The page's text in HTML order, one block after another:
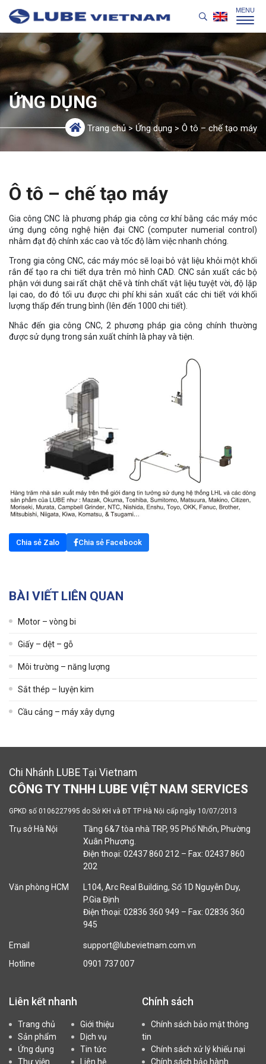
ỨNG DỤNG
Trang chủ>Ứng dụng > Ô tô – chế tạo máy
Ô tô – chế tạo máy
Gia công CNC là phương pháp gia công cơ khí bằng các máy móc
ứng dụng công nghệ hiện đại CNC (computer numerial control)
nhằm đạt độ chính xác cao và tốc độ làm việc nhanh chóng.
Trong gia công CNC, các máy móc sẽ loại bỏ vật liệu khỏi một khối
rắn để tạo ra chi tiết dựa trên mô hình CAD. CNC sản xuất các bộ
phận với dung sai rất chặt chẽ và tính chất vật liệu tuyệt vời, độ lặp
lại cao, do đó tối ưu được chi phí khi sản xuất các chi tiết với khối
lượng thấp đến trung bình (lên đến 1000 chi tiết).
Nhắc đến gia công CNC, 2 phương pháp gia công chính thường
được sử dụng trong sản xuất chính là phay và tiện.
Chia sẻ Zalo Chia sẻ Facebook
BÀI VIẾT LIÊN QUAN
Motor – vòng bi
Giấy – dệt – gỗ
Môi trường – năng lượng
Sắt thép – luyện kim
Cầu cảng – máy xây dựng
Chi Nhánh LUBE Tại Vietnam
CÔNG TY TNHH LUBE VIỆT NAM SERVICES
GPKD số 0106227995 do Sở KH và ĐT TP Hà Nội cấp ngày 10/07/2013
Trụ sở Hà Nội
Tầng 6&7 tòa nhà TRP, 95 Phố Nhổn, Phường
Xuân Phương.
Điện thoại: 02437 860 212 – Fax: 02437 860
202
Văn phòng HCM
L104, Arc Real Building, Số 1D Nguyễn Duy,
P.Gia Định
Điện thoại: 02836 360 949 – Fax: 02836 360
945
Email
support@lubevietnam.com.vn
Hotline
0901 737 007
Liên kết nhanh
Trang chủ
Giới thiệu
Sản phẩm
Dịch vụ
Ứng dụng
Tin tức
Thư viện
Liên hệ
Chính sách
Chính sách bảo mật thông
tin
Chính sách xử lý khiếu nại
Chính sách bảo hành